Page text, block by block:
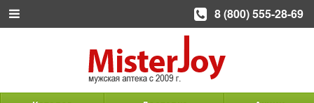
8 (800) 555-28-69